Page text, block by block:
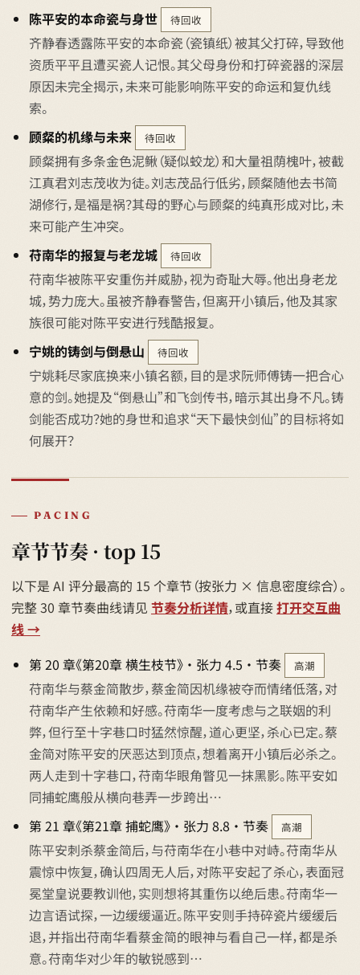
陈平安的本命瓷与身世
待回收
齐静春透露陈平安的本命瓷（瓷镇纸）被其父打碎，导致他
资质平平且遭买瓷人记恨。其父母身份和打碎瓷器的深层
原因未完全揭示，未来可能影响陈平安的命运和复仇线
索。
顾粲的机缘与未来
待回收
顾粲拥有多条金色泥鳅（疑似蛟龙）和大量祖荫槐叶，被截
江真君刘志茂收为徒。刘志茂品行低劣，顾粲随他去书简
湖修行，是福是祸？其母的野心与顾粲的纯真形成对比，未
来可能产生冲突。
苻南华的报复与老龙城
待回收
苻南华被陈平安重伤并威胁，视为奇耻大辱。他出身老龙
城，势力庞大。虽被齐静春警告，但离开小镇后，他及其家
族很可能对陈平安进行残酷报复。
宁姚的铸剑与倒悬山
待回收
宁姚耗尽家底换来小镇名额，目的是求阮师傅铸一把合心
意的剑。她提及“倒悬山”和飞剑传书，暗示其出身不凡。铸
剑能否成功？她的身世和追求“天下最快剑仙”的目标将如
何展开？
PACING
章节节奏 · top 15
以下是 AI 评分最高的 15 个章节（按张力 × 信息密度综合）。
完整 30 章节奏曲线请见 节奏分析详情，或直接打开交互曲
线 →
第 20 章《第20章 横生枝节》 · 张力 4.5 · 节奏
高潮
苻南华与蔡金简散步，蔡金简因机缘被夺而情绪低落，对
苻南华产生依赖和好感。苻南华一度考虑与之联姻的利
弊，但行至十字巷口时猛然惊醒，道心更坚，杀心已定。蔡
金简对陈平安的厌恶达到顶点，想着离开小镇后必杀之。
两人走到十字巷口，苻南华眼角瞥见一抹黑影。陈平安如
同捕蛇鹰般从横向巷弄一步跨出…
第 21 章《第21章 捕蛇鹰》 · 张力 8.8 · 节奏
高潮
陈平安刺杀蔡金简后，与苻南华在小巷中对峙。苻南华从
震惊中恢复，确认四周无人后，对陈平安起了杀心，表面冠
冕堂皇说要教训他，实则想将其重伤以绝后患。苻南华一
边言语试探，一边缓缓逼近。陈平安则手持碎瓷片缓缓后
退，并指出苻南华看蔡金简的眼神与看自己一样，都是杀
意。苻南华对少年的敏锐感到…